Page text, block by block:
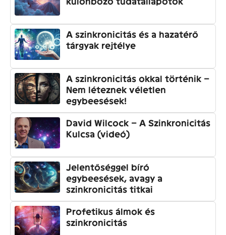
A szinkronicitás és a hazatérő
tárgyak rejtélye
A szinkronicitás okkal történik –
Nem léteznek véletlen
egybeesések!
David Wilcock – A Szinkronicitás
Kulcsa (videó)
Jelentőséggel bíró
egybeesések, avagy a
szinkronicitás titkai
Profetikus álmok és
szinkronicitás